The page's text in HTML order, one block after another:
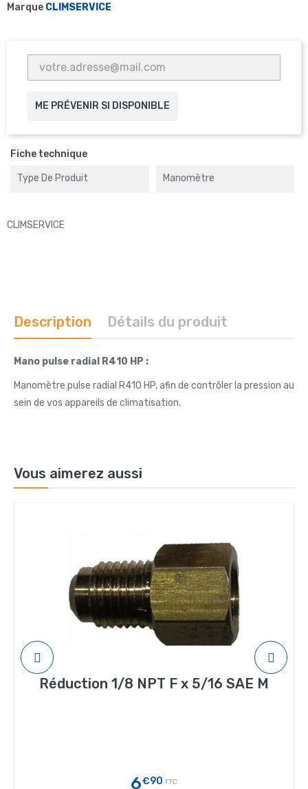
Marque CLIMSERVICE
ME PRÉVENIR SI DISPONIBLE
Fiche technique
Type De Produit Manomètre
CLIMSERVICE
Description Détails du produit
Mano pulse radial R410 HP :
Manomètre pulse radial R410 HP, afin de contrôler la pression au
sein de vos appareils de climatisation.
Vous aimerez aussi
Réduction 1/8 NPT F x 5/16 SAE M
6€90 TTC